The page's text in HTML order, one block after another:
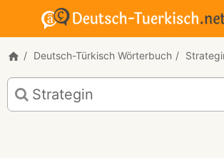
Deutsch-Türkisch Wörterbuch
Deutsch-
Türkisch
Übersetzung